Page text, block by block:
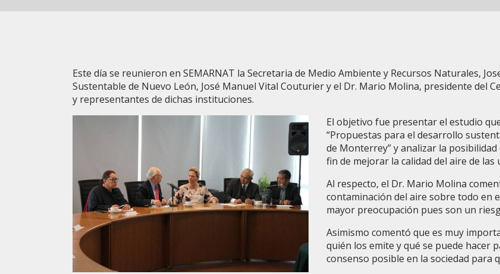
Este día se reunieron en SEMARNAT la Secretaria de Medio Ambiente y Recursos Naturales,
Sustentable de Nuevo León, José Manuel Vital Couturier y el Dr. Mario Molina, presidente del
y representantes de dichas instituciones.
El objetivo fue presentar el estudio
“Propuestas para el desarrollo
de Monterrey” y analizar la
fin de mejorar la calidad del aire de las
Al respecto, el Dr. Mario Molina
contaminación del aire sobre todo en
mayor preocupación pues son un
Asimismo comentó que es muy
quién los emite y qué se puede hacer
consenso posible en la sociedad para